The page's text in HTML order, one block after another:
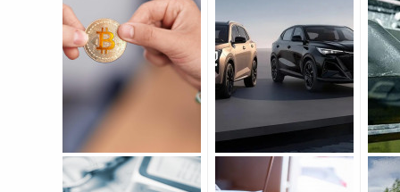
Петербургские
криптообменники,
московские
насчитывает несколько
десятилетий